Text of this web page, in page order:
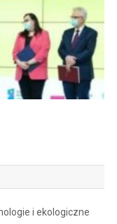
i ekologiczne